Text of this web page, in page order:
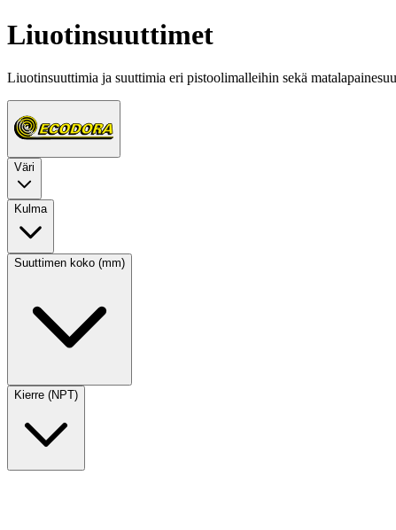
Liuotinsuuttimet
Liuotinsuuttimia ja suuttimia eri pistoolimalleihin sekä
Väri
Kulma
Suuttimen koko (mm)
Kierre (NPT)